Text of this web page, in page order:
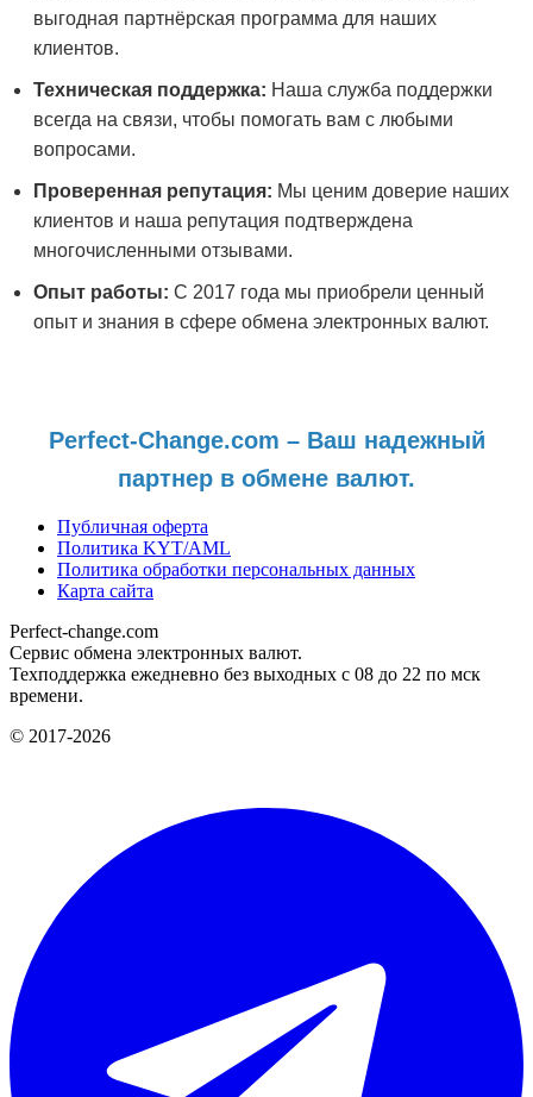
выгодная партнёрская программа для наших
клиентов.
Техническая поддержка: Наша служба поддержки
всегда на связи, чтобы помогать вам с любыми
вопросами.
Проверенная репутация: Мы ценим доверие наших
клиентов и наша репутация подтверждена
многочисленными отзывами.
Опыт работы: С 2017 года мы приобрели ценный
опыт и знания в сфере обмена электронных валют.
Perfect-Change.com – Ваш надежный
партнер в обмене валют.
Публичная оферта
Политика KYT/AML
Политика обработки персональных данных
Карта сайта
Perfect-change.com
Сервис обмена электронных валют.
Техподдержка ежедневно без выходных с 08 до 22 по мск
времени.
© 2017-2026